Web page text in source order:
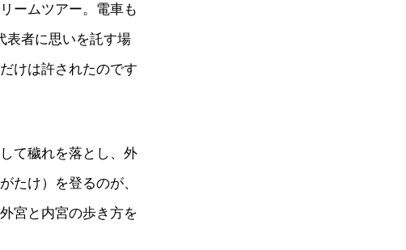
ームツアー。電車も
表者に思いを託す場
けは許されたのです
て穢れを落とし、外
たけ）を登るのが、
宮と内宮の歩き方を